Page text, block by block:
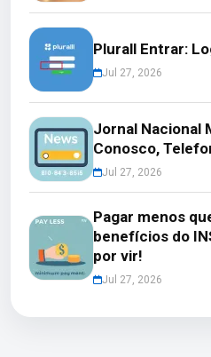
Plurall Entrar:
Jul 27, 2026
Jornal Nacional
Conosco,
Jul 27, 2026
Pagar menos
benefícios do
por vir!
Jul 27, 2026